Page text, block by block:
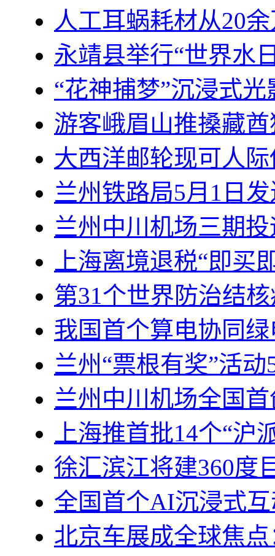
人工耳蜗耗材从20
永靖县举行“世界水
“花神捕梦”沉浸式
游客峨眉山推搡藏
大西洋邮轮现可人
兰州铁路局5月1日
兰州中川机场三期
上海离境退税“即买
第31个世界防治结
我国首个算电协同
兰州“票根有奖”活
兰州中川机场全国
上海推首批14个“沪
徐汇滨江将建360度
全国首个AI沉浸式
北京车展成全球焦